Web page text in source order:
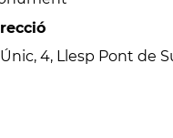
4, Llesp Pont de